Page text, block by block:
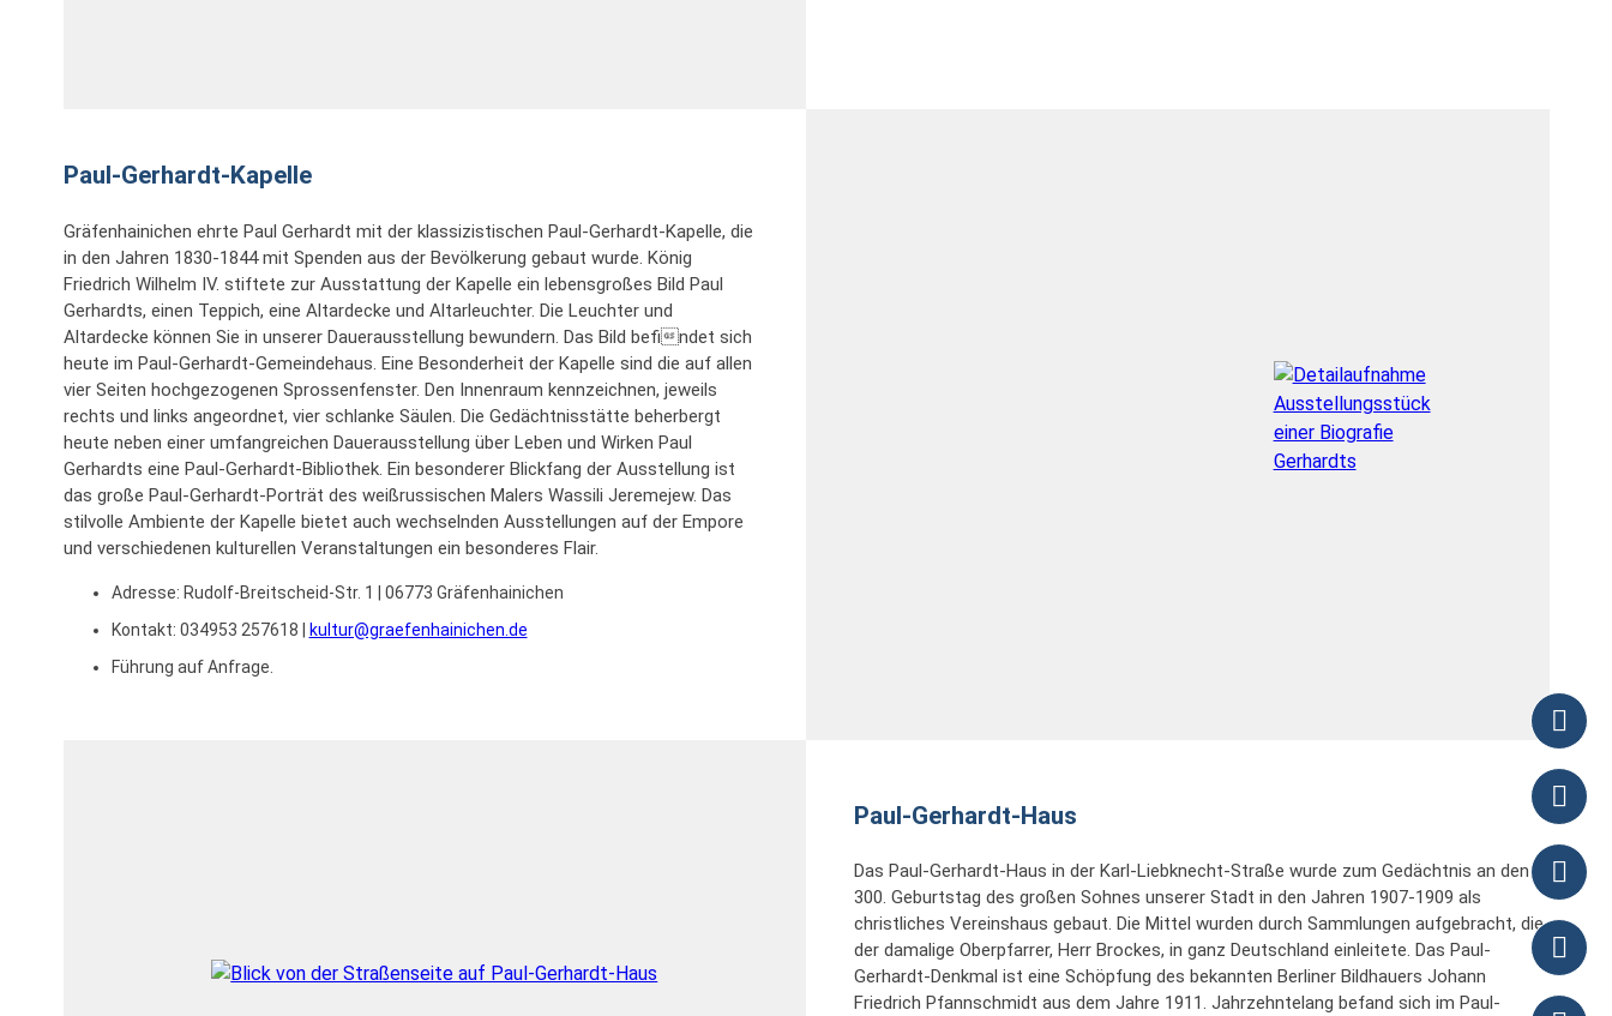
Paul-Gerhardt-Kapelle
Gräfenhainichen ehrte Paul Gerhardt mit der klassizistischen Paul-Gerhardt-Kapelle, die
in den Jahren 1830-1844 mit Spenden aus der Bevölkerung gebaut wurde. König
Friedrich Wilhelm IV. stiftete zur Ausstattung der Kapelle ein lebensgroßes Bild Paul
Gerhardts, einen Teppich, eine Altardecke und Altarleuchter. Die Leuchter und
Altardecke können Sie in unserer Dauerausstellung bewundern. Das Bild befindet sich
heute im Paul-Gerhardt-Gemeindehaus. Eine Besonderheit der Kapelle sind die auf allen
vier Seiten hochgezogenen Sprossenfenster. Den Innenraum kennzeichnen, jeweils
rechts und links angeordnet, vier schlanke Säulen. Die Gedächtnisstätte beherbergt
heute neben einer umfangreichen Dauerausstellung über Leben und Wirken Paul
Gerhardts eine Paul-Gerhardt-Bibliothek. Ein besonderer Blickfang der Ausstellung ist
das große Paul-Gerhardt-Porträt des weißrussischen Malers Wassili Jeremejew. Das
stilvolle Ambiente der Kapelle bietet auch wechselnden Ausstellungen auf der Empore
und verschiedenen kulturellen Veranstaltungen ein besonderes Flair.
Adresse: Rudolf-Breitscheid-Str. 1 | 06773 Gräfenhainichen
Kontakt: 034953 257618 | kultur@graefenhainichen.de
Führung auf Anfrage.
Paul-Gerhardt-Haus
Das Paul-Gerhardt-Haus in der Karl-Liebknecht-Straße wurde zum Gedächtnis an den
300. Geburtstag des großen Sohnes unserer Stadt in den Jahren 1907-1909 als
christliches Vereinshaus gebaut. Die Mittel wurden durch Sammlungen aufgebracht, die
der damalige Oberpfarrer, Herr Brockes, in ganz Deutschland einleitete. Das Paul-
Gerhardt-Denkmal ist eine Schöpfung des bekannten Berliner Bildhauers Johann
Friedrich Pfannschmidt aus dem Jahre 1911. Jahrzehntelang befand sich im Paul-